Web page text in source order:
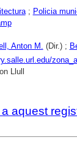
; Policia
Anton M. (Dir.) ;
Llull
aquest